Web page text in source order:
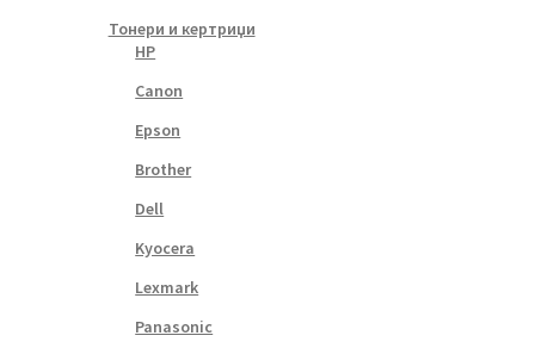
Тонери и кертриџи
HP
Canon
Epson
Brother
Dell
Kyocera
Lexmark
Panasonic